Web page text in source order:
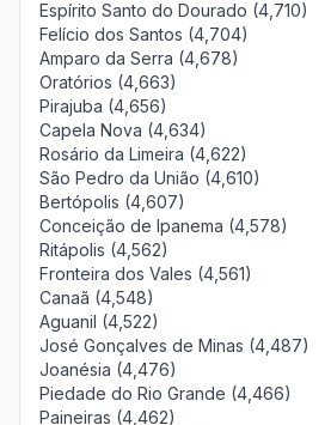
Espírito Santo do Dourado (4,710)
Felício dos Santos (4,704)
Amparo da Serra (4,678)
Oratórios (4,663)
Pirajuba (4,656)
Capela Nova (4,634)
Rosário da Limeira (4,622)
São Pedro da União (4,610)
Bertópolis (4,607)
Conceição de Ipanema (4,578)
Ritápolis (4,562)
Fronteira dos Vales (4,561)
Canaã (4,548)
Aguanil (4,522)
José Gonçalves de Minas (4,487)
Joanésia (4,476)
Piedade do Rio Grande (4,466)
Paineiras (4,462)